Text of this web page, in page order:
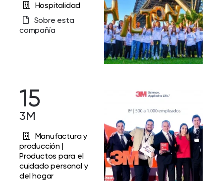
Hospitalidad
Sobre esta
compañía
15
3M
Manufactura y
producción |
Productos para el
cuidado personal y
del hogar